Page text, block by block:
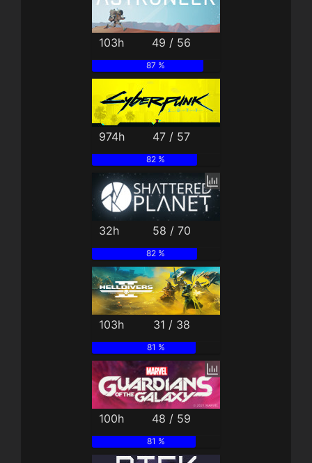
103h 49 / 56
87 %
974h 47 / 57
82 %
32h 58 / 70
82 %
103h 31 / 38
81 %
100h 48 / 59
81 %